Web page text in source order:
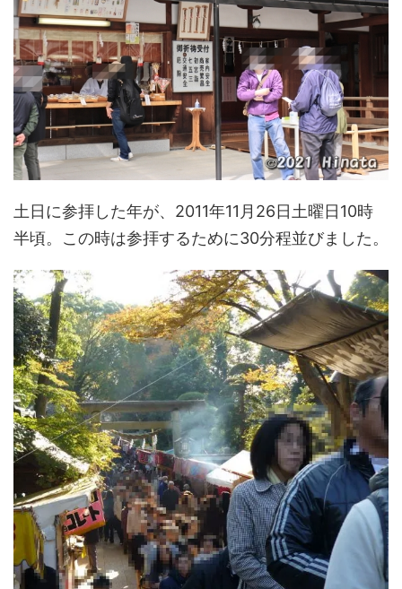
土日に参拝した年が、2011年11月26日土曜日10時
半頃。この時は参拝するために30分程並びました。